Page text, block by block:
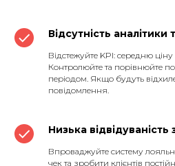
Відсутність
Відстежуйте KPI: середню ціну
Контролюйте та порівнюйте
періодом. Якщо будуть
повідомлення.
Низька відвідуваність
Впроваджуйте систему
чек та зробити клієнтів